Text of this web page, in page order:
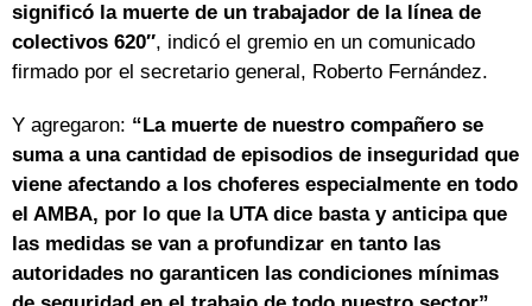
significó la muerte de un trabajador de la línea de
colectivos 620″, indicó el gremio en un comunicado
firmado por el secretario general, Roberto Fernández.
Y agregaron: “La muerte de nuestro compañero se
suma a una cantidad de episodios de inseguridad que
viene afectando a los choferes especialmente en todo
el AMBA, por lo que la UTA dice basta y anticipa que
las medidas se van a profundizar en tanto las
autoridades no garanticen las condiciones mínimas